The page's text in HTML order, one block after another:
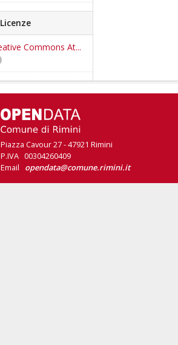
Licenze
Commons At...
Piazza Cavour 27 - 47921 Rimini
P.IVA 00304260409
Email opendata@comune.rimini.it